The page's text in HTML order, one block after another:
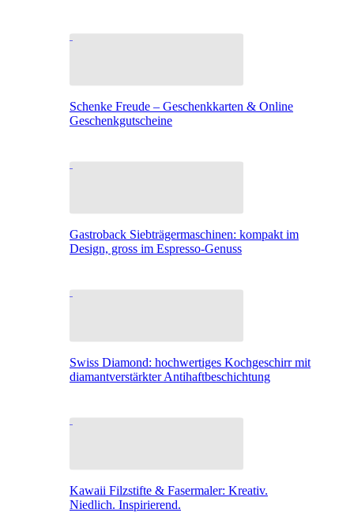
Schenke Freude – Geschenkkarten & Online
Geschenkgutscheine
Gastroback Siebträgermaschinen: kompakt im
Design, gross im Espresso-Genuss
Swiss Diamond: hochwertiges Kochgeschirr mit
diamantverstärkter Antihaftbeschichtung
Kawaii Filzstifte & Fasermaler: Kreativ.
Niedlich. Inspirierend.